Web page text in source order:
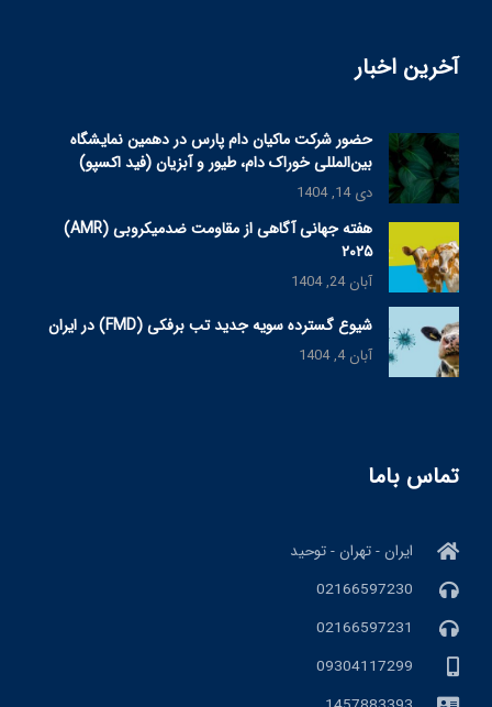
آخرین اخبار
حضور شرکت ماکیان دام پارس در دهمین نمایشگاه
بین‌المللی خوراک دام، طیور و آبزیان (فید اکسپو)
دی 14, 1404
هفته جهانی آگاهی از مقاومت ضدمیکروبی (AMR)
۲۰۲۵
آبان 24, 1404
شیوع گسترده سویه جدید تب برفکی (FMD) در ایران
آبان 4, 1404
تماس باما
ایران - تهران - توحید
02166597230
02166597231
09304117299